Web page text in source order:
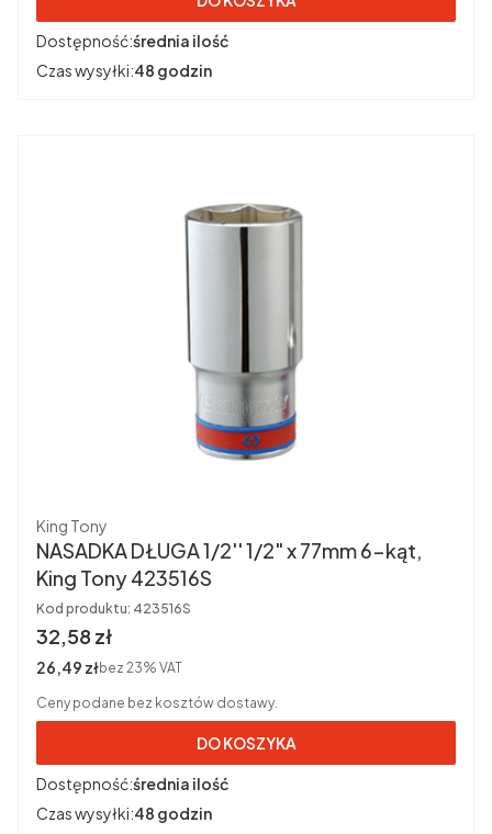
Dostępność:średnia ilość
Czas wysyłki:48 godzin
Producent
King Tony
NASADKA DŁUGA 1/2'' 1/2" x 77mm 6-kąt,
King Tony 423516S
Kod produktu: 423516S
Cena brutto
32,58 zł
Cena netto
26,49 złbez 23% VAT
Ceny podane bez kosztów dostawy.
DO KOSZYKA
Dostępność:średnia ilość
Czas wysyłki:48 godzin